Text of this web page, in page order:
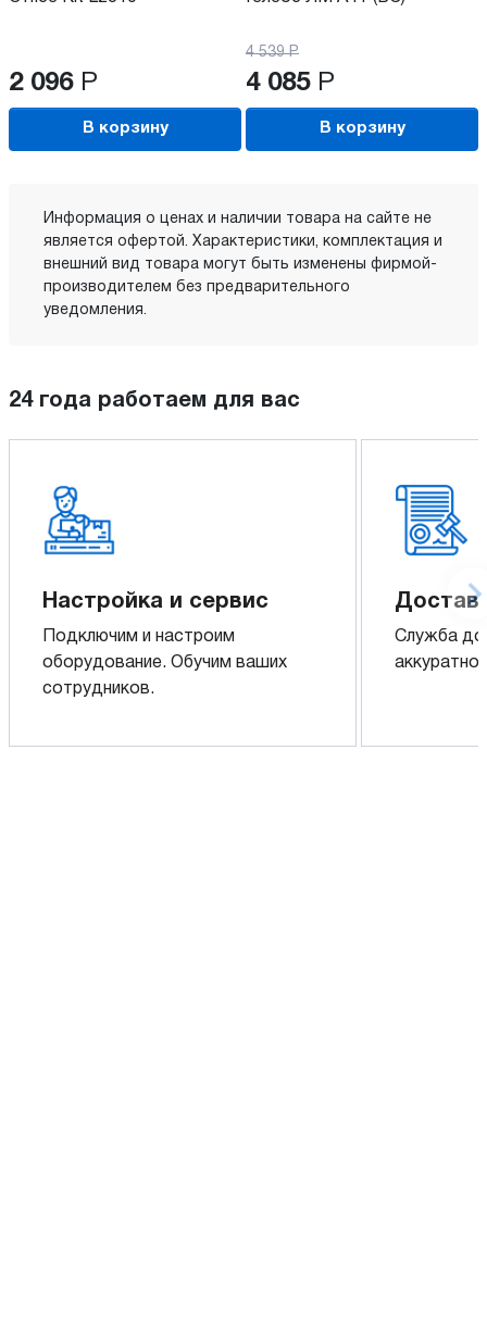
2 096 Р
В корзину
4 539 Р
4 085 Р
В корзину
Информация о ценах и наличии товара на сайте не
является офертой. Характеристики, комплектация и
внешний вид товара могут быть изменены фирмой-
производителем без предварительного
уведомления.
24 года работаем для вас
Настройка и сервис
Подключим и настроим
оборудование. Обучим ваших
сотрудников.
Служба
аккуратно